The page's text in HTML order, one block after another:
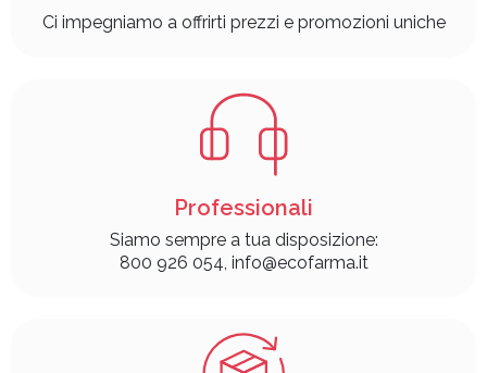
Ci impegniamo a offrirti prezzi e promozioni uniche
Professionali
Siamo sempre a tua disposizione:
800 926 054, info@ecofarma.it